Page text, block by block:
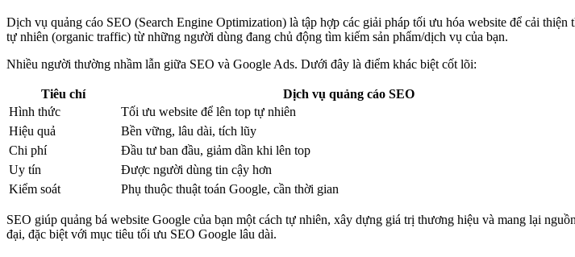
Dịch vụ quảng cáo SEO (Search Engine Optimization) là tập hợp các giải pháp tối ưu hóa website để cải
tự nhiên (organic traffic) từ những người dùng đang chủ động tìm kiếm sản phẩm/dịch vụ của bạn.
Nhiều người thường nhầm lẫn giữa SEO và Google Ads. Dưới đây là điểm khác biệt cốt lõi:
Tiêu chí Dịch vụ quảng cáo SEO
Hình thức
Tối ưu website để lên top tự nhiên
Hiệu quả
Bền vững, lâu dài, tích lũy
Chi phí
Đầu tư ban đầu, giảm dần khi lên top
Uy tín
Được người dùng tin cậy hơn
Kiểm soát
Phụ thuộc thuật toán Google, cần thời gian
SEO giúp quảng bá website Google của bạn một cách tự nhiên, xây dựng giá trị thương hiệu và mang lại
đại, đặc biệt với mục tiêu tối ưu SEO Google lâu dài.